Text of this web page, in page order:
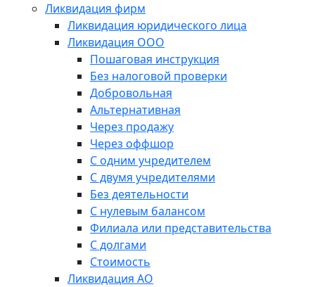
Ликвидация фирм
Ликвидация юридического лица
Ликвидация ООО
Пошаговая инструкция
Без налоговой проверки
Добровольная
Альтернативная
Через продажу
Через оффшор
С одним учредителем
С двумя учредителями
Без деятельности
С нулевым балансом
Филиала или представительства
С долгами
Стоимость
Ликвидация АО